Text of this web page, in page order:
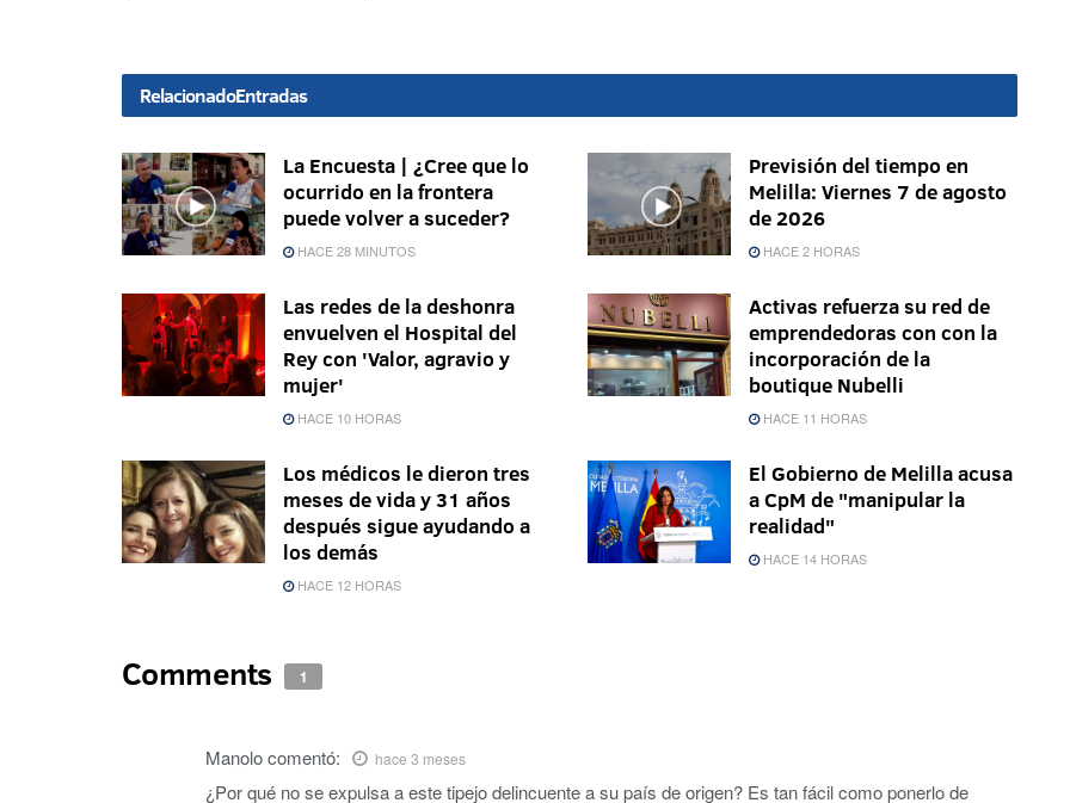
RelacionadoEntradas
La Encuesta | ¿Cree que lo
ocurrido en la frontera
puede volver a suceder?
HACE 28 MINUTOS
Previsión del tiempo en
Melilla: Viernes 7 de agosto
de 2026
HACE 2 HORAS
Las redes de la deshonra
envuelven el Hospital del
Rey con 'Valor, agravio y
mujer'
HACE 10 HORAS
Activas refuerza su red de
emprendedoras con con la
incorporación de la
boutique Nubelli
HACE 11 HORAS
Los médicos le dieron tres
meses de vida y 31 años
después sigue ayudando a
los demás
HACE 12 HORAS
El Gobierno de Melilla acusa
a CpM de "manipular la
realidad"
HACE 14 HORAS
Comments 1
Manolocomentó: hace 3 meses
¿Por qué no se expulsa a este tipejo delincuente a su país de origen? Es tan fácil como ponerlo de